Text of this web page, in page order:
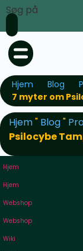
Søg på
Hjem Blog
7 myter om
Hjem" Blog"
Psilocybe
Hjem
Hjem
Webshop
Webshop
Wiki